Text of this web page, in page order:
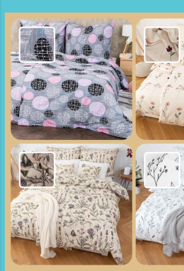
je spoplatnené. Dobrá
príde poštou zo
vo väčšine prípadov sa
poznať chorvátsky systém
Prečo chodí toľko pokút
parkovacích spoločností
vysoko decentralizovaný
každé mesto má vlastného
parkovania, každý používá
kontrolóri často
pri malej nepresnosti v
automatickom systéme s...